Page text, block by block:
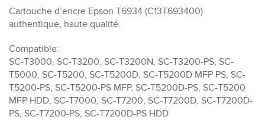
Cartouche d’encre Epson T6934 (C13T693400)
authentique, haute qualité.
Compatible:
SC-T3000, SC-T3200, SC-T3200N, SC-T3200-PS, SC-
T5000, SC-T5200, SC-T5200D, SC-T5200D MFP PS, SC-
T5200-PS, SC-T5200-PS MFP, SC-T5200D-PS, SC-T5200
MFP HDD, SC-T7000, SC-T7200, SC-T7200D, SC-T7200D-
PS, SC-T7200-PS, SC-T7200D-PS HDD